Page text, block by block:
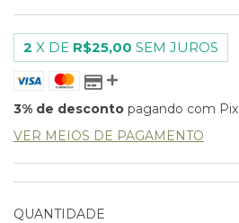
2 X DE R$25,00 SEM JUROS
3% de desconto pagando com Pix
VER MEIOS DE PAGAMENTO
QUANTIDADE